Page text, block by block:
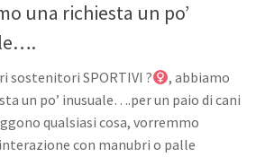
una richiesta un po’
sostenitori SPORTIVI ?
, abbiamo
un po’ inusuale….per un paio di cani
qualsiasi cosa, vorremmo
con manubri o palle